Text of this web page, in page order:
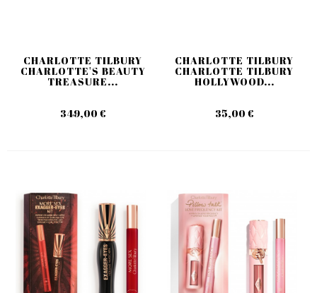
CHARLOTTE TILBURY
CHARLOTTE'S BEAUTY
TREASURE...
349,00 €
CHARLOTTE TILBURY
CHARLOTTE TILBURY
HOLLYWOOD...
35,00 €